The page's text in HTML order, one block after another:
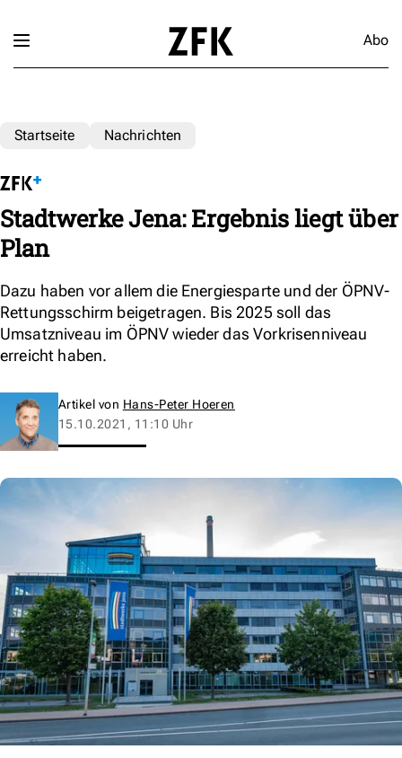
Abo
Startseite Nachrichten
Stadtwerke Jena: Ergebnis liegt über
Plan
Dazu haben vor allem die Energiesparte und der ÖPNV-
Rettungsschirm beigetragen. Bis 2025 soll das
Umsatzniveau im ÖPNV wieder das Vorkrisenniveau
erreicht haben.
Artikel von Hans-Peter Hoeren
15.10.2021, 11:10 Uhr